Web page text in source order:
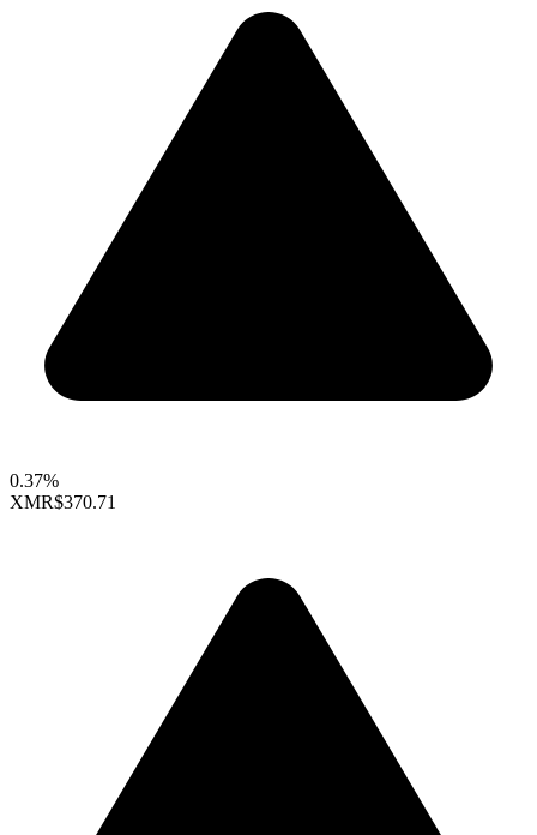
0.37%
XMR$370.71